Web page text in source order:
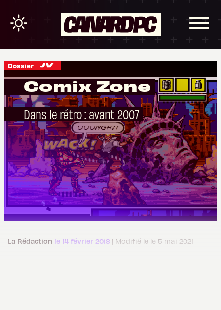
Dossier
Comix Zone
Dans le rétro : avant 2007
La Rédaction le 14 février 2018 | Modifié le le 5 mai 2021